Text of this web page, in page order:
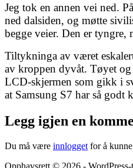
Jeg tok en annen vei ned.
ned dalsiden, og møtte
begge veier. Den er tyngre,
Tiltykninga av været
av kroppen dyvåt. Tøyet
LCD-skjermen som gikk i
at Samsung S7 har så godt
Legg igjen en
Du må være innlogget for å
Opphavsrett © 2026 - WordPress-